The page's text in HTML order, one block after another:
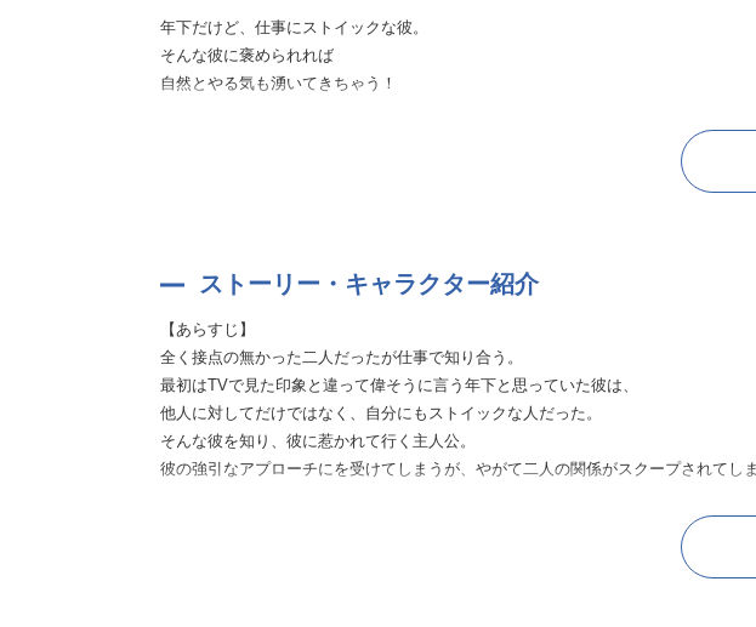
年下だけど、仕事にストイックな彼。
そんな彼に褒められれば
自然とやる気も湧いてきちゃう！
甘々な日々にずっとドキドキで、幸せだったはずなのに……！？
胸に迫る切なさと、それを乗り越えてのハッピーエンド…
恋愛には欠かせない甘さと苦さ…二つの感情を存分に楽しめる本作品。
年下の彼との大人な恋愛をぜひお楽しみください♪
ストーリー・キャラクター紹介
【あらすじ】
全く接点の無かった二人だったが仕事で知り合う。
最初はTVで見た印象と違って偉そうに言う年下と思っていた彼は、
他人に対してだけではなく、自分にもストイックな人だった。
そんな彼を知り、彼に惹かれて行く主人公。
彼の強引なアプローチにを受けてしまうが、やがて二人の関係がスクープされてし